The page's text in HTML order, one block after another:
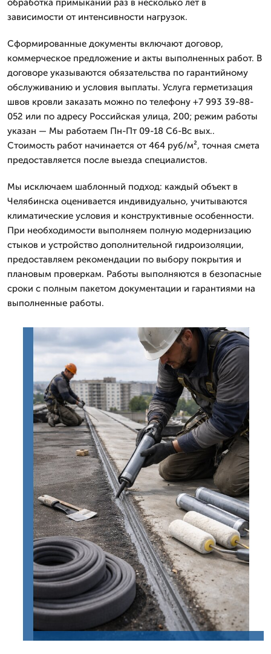
обработка примыканий раз в несколько лет в
зависимости от интенсивности нагрузок.
Сформированные документы включают договор,
коммерческое предложение и акты выполненных работ. В
договоре указываются обязательства по гарантийному
обслуживанию и условия выплаты. Услуга герметизация
швов кровли заказать можно по телефону +7 993 39-88-
052 или по адресу Российская улица, 200; режим работы
указан — Мы работаем Пн-Пт 09-18 Сб-Вс вых..
Стоимость работ начинается от 464 руб/м², точная смета
предоставляется после выезда специалистов.
Мы исключаем шаблонный подход: каждый объект в
Челябинска оценивается индивидуально, учитываются
климатические условия и конструктивные особенности.
При необходимости выполняем полную модернизацию
стыков и устройство дополнительной гидроизоляции,
предоставляем рекомендации по выбору покрытия и
плановым проверкам. Работы выполняются в безопасные
сроки с полным пакетом документации и гарантиями на
выполненные работы.